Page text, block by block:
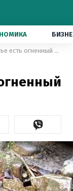
На Прикарпатье есть огненный целебный источник